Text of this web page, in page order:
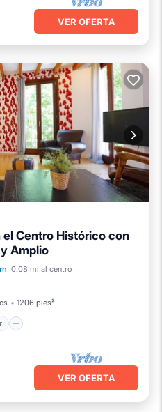
VER OFERTA
Centro Histórico con
Amplio
0.08 mi al centro
1206 pies²
al mar
VER OFERTA